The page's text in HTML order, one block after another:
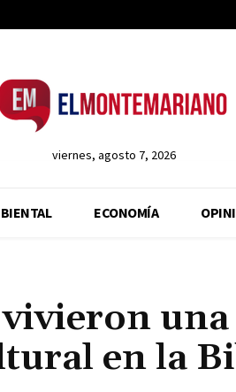
viernes, agosto 7, 2026
ECONOMÍA
una
en la